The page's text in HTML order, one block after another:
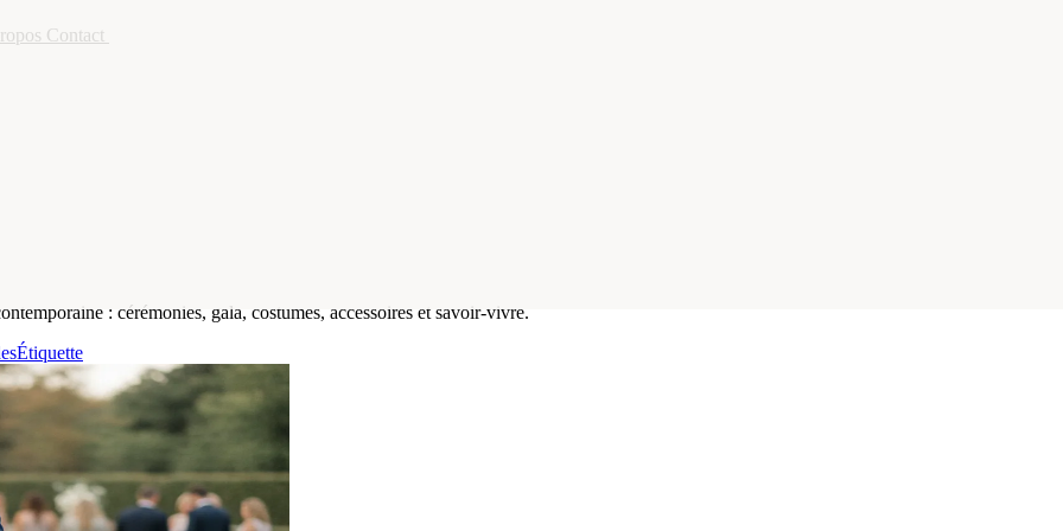
Contact
: cérémonies, gala, costumes, accessoires et savoir-vivre.
Étiquette